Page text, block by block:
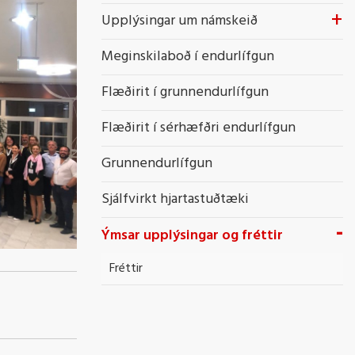
Upplýsingar um námskeið
Meginskilaboð í endurlífgun
Flæðirit í grunnendurlífgun
Flæðirit í sérhæfðri endurlífgun
Grunnendurlífgun
Sjálfvirkt hjartastuðtæki
Ýmsar upplýsingar og fréttir
Fréttir